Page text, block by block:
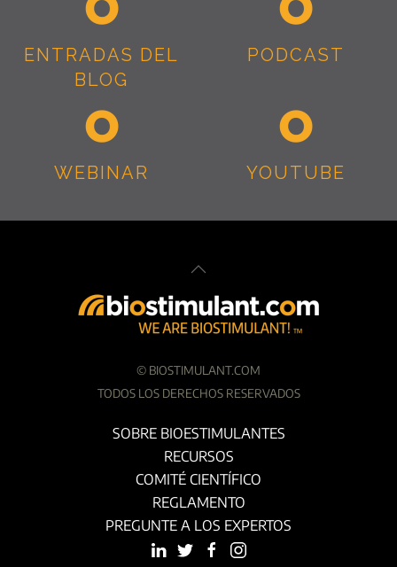
ENTRADAS DEL
BLOG
PODCAST
WEBINAR YOUTUBE
© BIOSTIMULANT.COM
TODOS LOS DERECHOS RESERVADOS
SOBRE BIOESTIMULANTES
RECURSOS
COMITÉ CIENTÍFICO
REGLAMENTO
PREGUNTE A LOS EXPERTOS